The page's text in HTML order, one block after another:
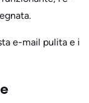
e-mail pulita e i